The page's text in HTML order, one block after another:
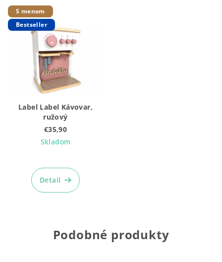
S menom
Bestseller
Label Label Kávovar,
ružový
€35,90
Skladom
hodnotenie
produktu
Detail
Podobné produkty